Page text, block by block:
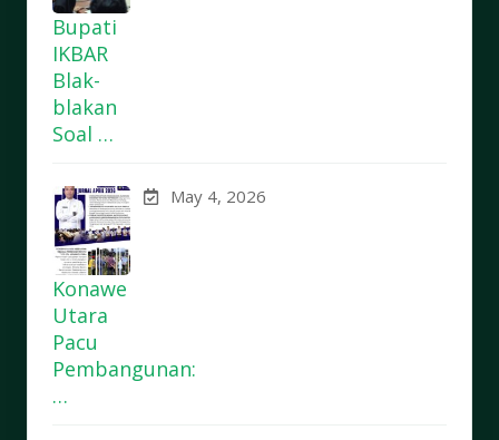
Bupati
IKBAR
Blak-
blakan
Soal …
Konawe
Utara
Pacu
Pembangunan:
…
May 4, 2026